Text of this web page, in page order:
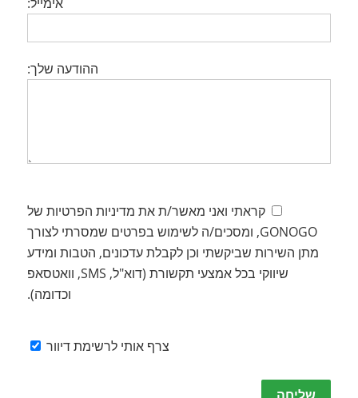
ההודעה שלך:
קראתי ואני מאשר/ת את מדיניות הפרטיות של
GONOGO, ומסכים/ה לשימוש בפרטים שמסרתי לצורך
מתן השירות שביקשתי וכן לקבלת עדכונים, הטבות ומידע
שיווקי בכל אמצעי תקשורת (דוא"ל, SMS, וואטסאפ
וכדומה).
צרף אותי לרשימת דיוור
Please